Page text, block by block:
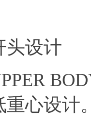
头设计
重心设计